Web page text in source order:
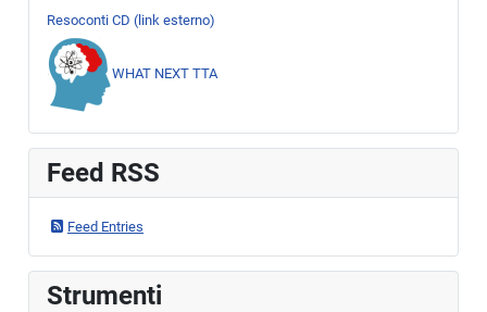
Resoconti CD (link esterno)
WHAT NEXT TTA
Feed RSS
Feed Entries
Strumenti